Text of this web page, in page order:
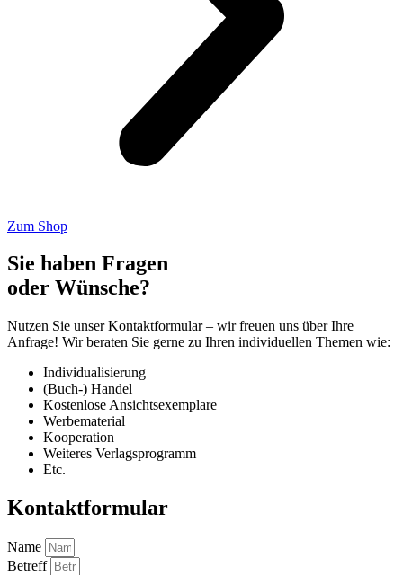
Zum Shop
Sie haben Fragen
oder Wünsche?
Nutzen Sie unser Kontaktformular – wir freuen uns über Ihre
Anfrage! Wir beraten Sie gerne zu Ihren individuellen Themen wie:
Individualisierung
(Buch-) Handel
Kostenlose Ansichtsexemplare
Werbematerial
Kooperation
Weiteres Verlagsprogramm
Etc.
Kontaktformular
Name
Betreff